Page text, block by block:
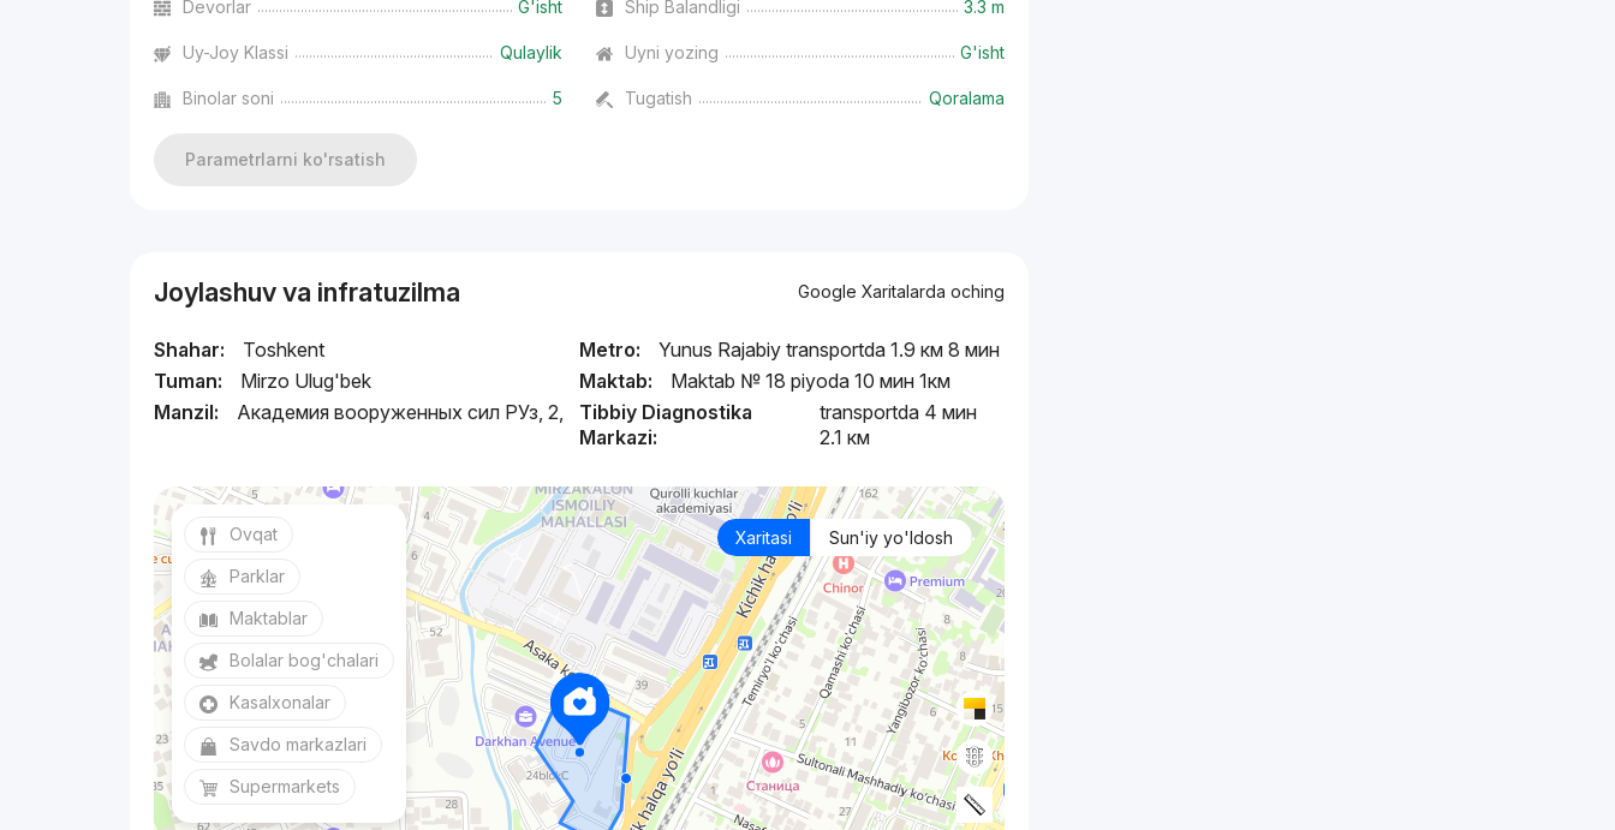
Devorlar G'isht Ship Balandligi 3.3 m
Uy-Joy Klassi Qulaylik Uyni yozing G'isht
Binolar soni 5 Tugatish Qoralama
Parametrlarni ko'rsatish
Joylashuv va infratuzilma Google Xaritalarda oching
Shahar:
Toshkent
Tuman:
Mirzo Ulug'bek
Manzil:
Академия вооруженных сил РУз, 2,
Metro:
Yunus Rajabiy transportda 1.9 км 8 мин
Maktab:
Maktab № 18 piyoda 10 мин 1км
Tibbiy Diagnostika
Markazi:
transportda 4 мин
2.1 км
Xaritasi Sun'iy yo'ldosh
Ovqat
Parklar
Maktablar
Bolalar bog'chalari
Kasalxonalar
Savdo markazlari
Supermarkets